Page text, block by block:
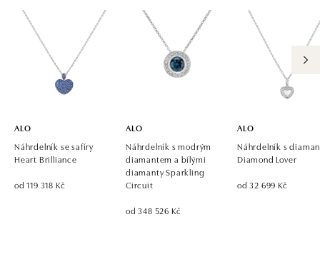
dnes otevřeno do 21:00
ALO diamonds OC Eurovea, Bratislava
Pribinova 8, 811 09 Bratislava
tel.: +421 917 090 700, +421 918 777 670
dnes otevřeno do 21:00
ALO
Náhrdelník se safíry
Heart Brilliance
od 119 318 Kč
ALO
Náhrdelník s modrým
diamantem a bílými
diamanty Sparkling
Circuit
od 348 526 Kč
ALO
Náhrdelník s
Diamond Lover
od 32 699 Kč